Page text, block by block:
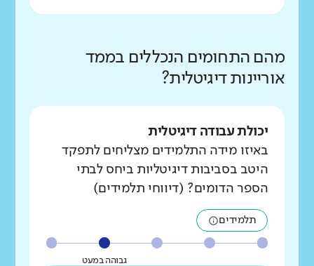
מהם התחומים הנכללים בממד
אוריינות דיגיטלית?
יכולת עבודה דיגיטלית
באיזו מידה התלמידים מצליחים לתפקד
היטב בסביבות דיגיטליות ביחס לבתי
הספר הדומים? (דיווחי תלמידים)
תלמידים
גבוהה במעט